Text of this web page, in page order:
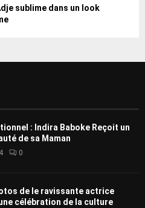
sublime dans un look
: Indira Baboke Reçoit un
de sa Maman
0
de le ravissante actrice
célébration de la culture